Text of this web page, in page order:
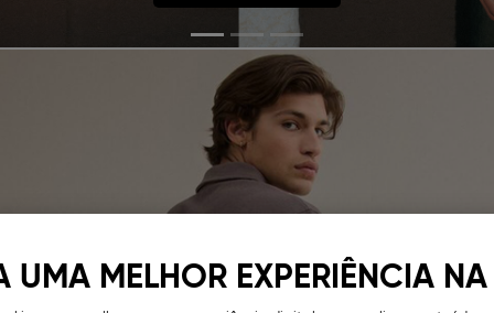
UMA MELHOR EXPERIÊNCIA